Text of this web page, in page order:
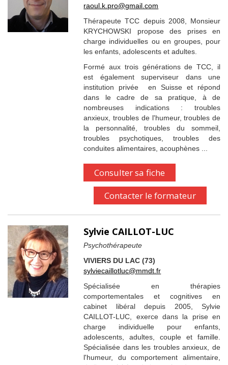
raoul.k.pro@gmail.com
Thérapeute TCC depuis 2008, Monsieur
KRYCHOWSKI propose des prises en
charge individuelles ou en groupes, pour
les enfants, adolescents et adultes.
Formé aux trois générations de TCC, il
est également superviseur dans une
institution privée en Suisse et répond
dans le cadre de sa pratique, à de
nombreuses indications : troubles
anxieux, troubles de l'humeur, troubles de
la personnalité, troubles du sommeil,
troubles psychotiques, troubles des
conduites alimentaires, acouphènes ...
Consulter sa fiche
Contacter le formateur
Sylvie CAILLOT-LUC
Psychothérapeute
VIVIERS DU LAC (73)
sylviecaillotluc@mmdt.fr
Spécialisée en thérapies
comportementales et cognitives en
cabinet libéral depuis 2005, Sylvie
CAILLOT-LUC, exerce dans la prise en
charge individuelle pour enfants,
adolescents, adultes, couple et famille.
Spécialisée dans les troubles anxieux, de
l'humeur, du comportement alimentaire,